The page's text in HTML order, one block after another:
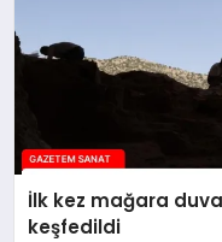
İlk kez mağara
keşfedildi